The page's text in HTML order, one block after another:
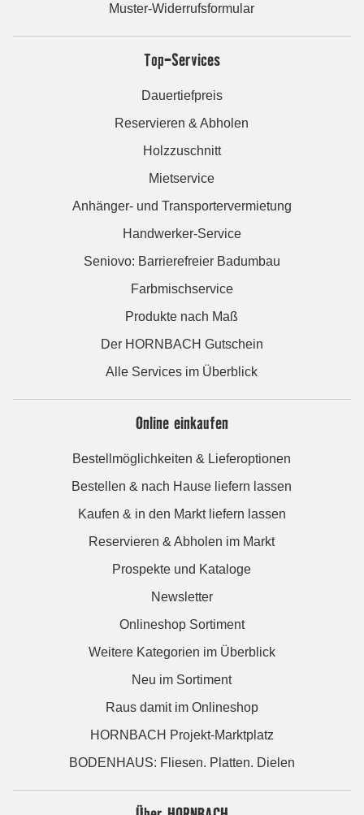
Muster-Widerrufsformular
Top-Services
Dauertiefpreis
Reservieren & Abholen
Holzzuschnitt
Mietservice
Anhänger- und Transportervermietung
Handwerker-Service
Seniovo: Barrierefreier Badumbau
Farbmischservice
Produkte nach Maß
Der HORNBACH Gutschein
Alle Services im Überblick
Online einkaufen
Bestellmöglichkeiten & Lieferoptionen
Bestellen & nach Hause liefern lassen
Kaufen & in den Markt liefern lassen
Reservieren & Abholen im Markt
Prospekte und Kataloge
Newsletter
Onlineshop Sortiment
Weitere Kategorien im Überblick
Neu im Sortiment
Raus damit im Onlineshop
HORNBACH Projekt-Marktplatz
BODENHAUS: Fliesen. Platten. Dielen